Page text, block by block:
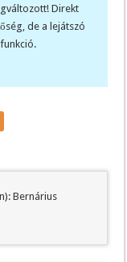
Direkt
de a lejátszó
Bernárius